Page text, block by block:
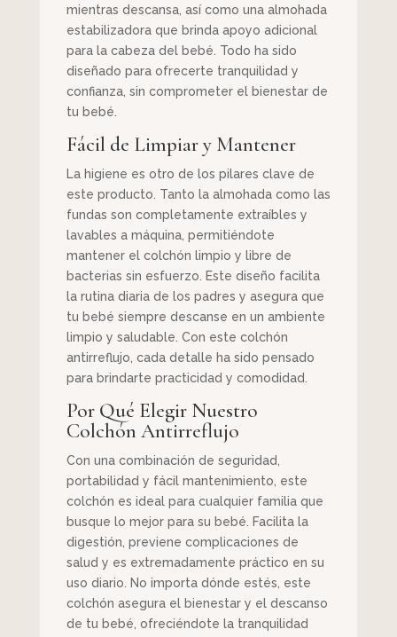
mientras descansa, así como una almohada
estabilizadora que brinda apoyo adicional
para la cabeza del bebé. Todo ha sido
diseñado para ofrecerte tranquilidad y
confianza, sin comprometer el bienestar de
tu bebé.
Fácil de Limpiar y Mantener
La higiene es otro de los pilares clave de
este producto. Tanto la almohada como las
fundas son completamente extraíbles y
lavables a máquina, permitiéndote
mantener el colchón limpio y libre de
bacterias sin esfuerzo. Este diseño facilita
la rutina diaria de los padres y asegura que
tu bebé siempre descanse en un ambiente
limpio y saludable. Con este colchón
antirreflujo, cada detalle ha sido pensado
para brindarte practicidad y comodidad.
Por Qué Elegir Nuestro
Colchón Antirreflujo
Con una combinación de seguridad,
portabilidad y fácil mantenimiento, este
colchón es ideal para cualquier familia que
busque lo mejor para su bebé. Facilita la
digestión, previene complicaciones de
salud y es extremadamente práctico en su
uso diario. No importa dónde estés, este
colchón asegura el bienestar y el descanso
de tu bebé, ofreciéndote la tranquilidad